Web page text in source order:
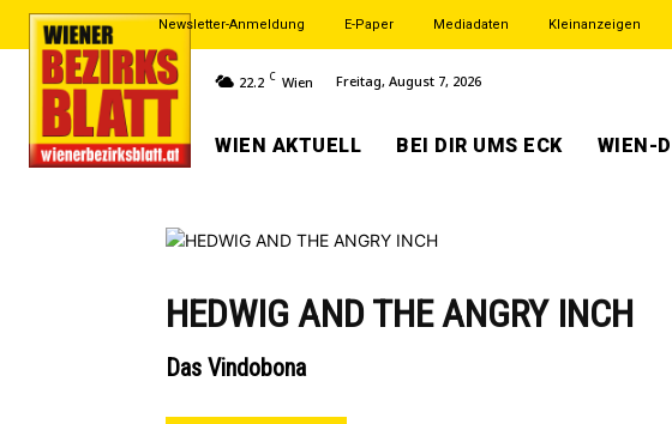
Newsletter-Anmeldung E-Paper Mediadaten Kleinanzeigen
22.2 C Wien Freitag, August 7, 2026
WIEN AKTUELL BEI DIR UMS ECK WIEN-
HEDWIG AND THE ANGRY INCH
Das Vindobona